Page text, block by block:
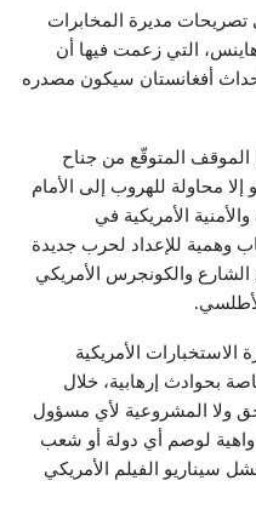
مديرة المخابرات
هاينس، التي زعمت فيها أن
أفغانستان سيكون مصدره
المتوقّع من جناح
إلا محاولة للهروب إلى الأمام
الأمريكية في
وهمية للإعداد لحرب جديدة
والكونجرس الأمريكي
الأمريكية
بحوادث إرهابية، خلال
ولا المشروعية لأي مسؤول
واهية لوصم أي دولة أو شعب
سيناريو الفيلم الأمريكي